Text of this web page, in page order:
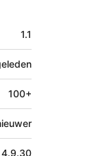
1.1
100+
4.9.30